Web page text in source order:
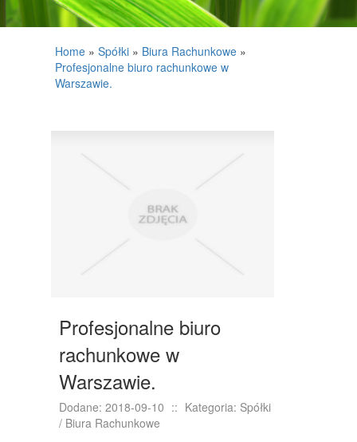
PROJEKTOWANIE
MATERIAŁY BUDOWLANE
DOMY, MIESZKANIA
TŁUMACZENIA
BIZNES ONLINE
Home » Spółki » Biura Rachunkowe »
Profesjonalne biuro rachunkowe w
Warszawie.
Profesjonalne biuro
rachunkowe w
Warszawie.
Dodane: 2018-09-10 :: Kategoria: Spółki
/ Biura Rachunkowe